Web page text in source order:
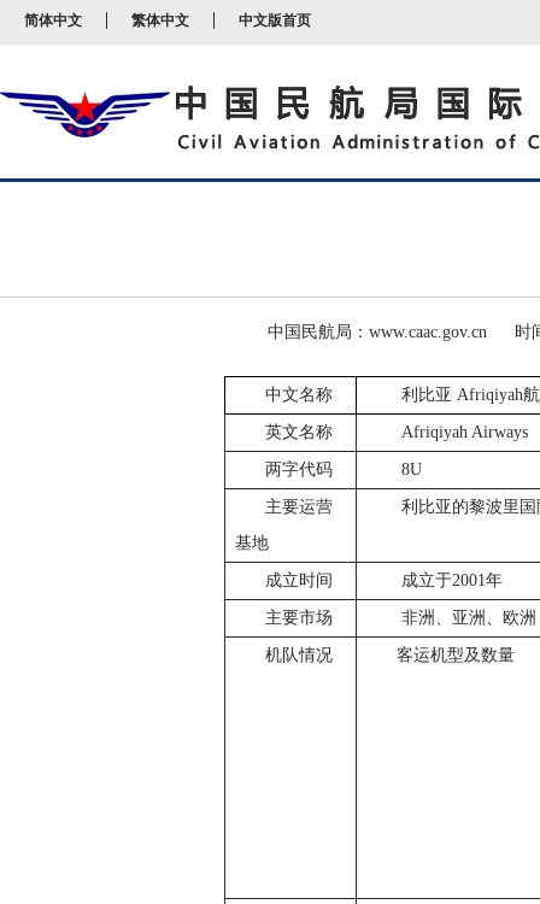
简体中文 繁体中文 中文版首页
中国民航局：www.caac.gov.cn 时
中文名称 利比亚 Afriqiyah
英文名称 Afriqiyah Airways
两字代码 8U
主要运营
基地
利比亚 的黎波里
成立时间 成立于2001年
主要市场 非洲、亚洲、欧洲
机队情况 客运机型及数量
开
说